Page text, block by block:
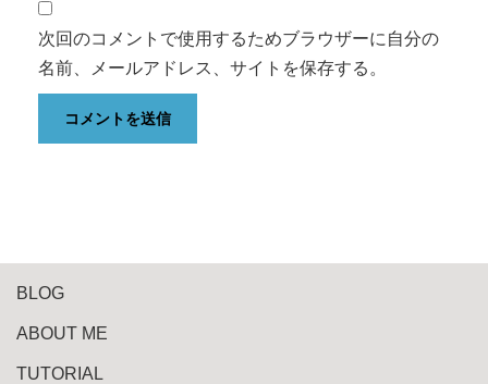
次回のコメントで使用するためブラウザーに自分の
名前、メールアドレス、サイトを保存する。
BLOG
ABOUT ME
TUTORIAL